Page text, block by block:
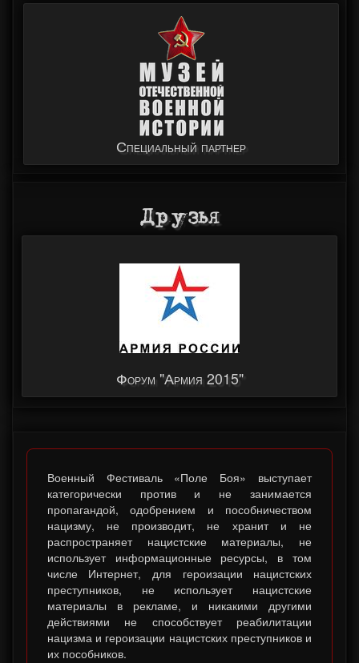
Специальный партнер
Друзья
Форум "Армия 2015"
Военный Фестиваль «Поле Боя» выступает
категорически против и не занимается
пропагандой, одобрением и пособничеством
нацизму, не производит, не хранит и не
распространяет нацистские материалы, не
использует информационные ресурсы, в том
числе Интернет, для героизации нацистских
преступников, не использует нацистские
материалы в рекламе, и никакими другими
действиями не способствует реабилитации
нацизма и героизации нацистских преступников и
их пособников.